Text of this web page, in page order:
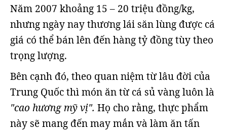
Năm 2007 khoảng 15 – 20 triệu đồng/kg,
nhưng ngày nay thương lái săn lùng được cá
giá có thể bán lên đến hàng tỷ đồng tùy theo
trọng lượng.
Bên cạnh đó, theo quan niệm từ lâu đời của
Trung Quốc thì món ăn từ cá sủ vàng luôn là
"cao hương mỹ vị". Họ cho rằng, thực phẩm
này sẽ mang đến may mắn và làm ăn tấn